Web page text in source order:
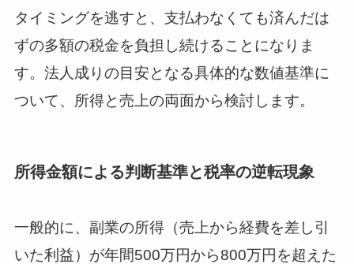
タイミングを逃すと、支払わなくても済んだは
ずの多額の税金を負担し続けることになりま
す。法人成りの目安となる具体的な数値基準に
ついて、所得と売上の両面から検討します。
所得金額による判断基準と税率の逆転現象
一般的に、副業の所得（売上から経費を差し引
いた利益）が年間500万円から800万円を超えた